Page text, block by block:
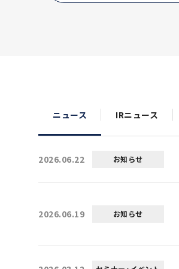
ニュース IRニュース
2026.06.22 お知らせ
2026.06.19 お知らせ